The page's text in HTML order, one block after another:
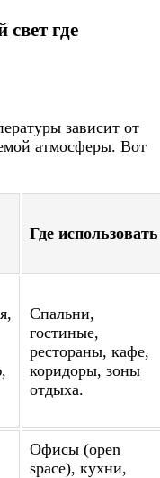
где
зависит от
атмосферы. Вот
Где использовать
Спальни,
гостиные,
рестораны, кафе,
коридоры, зоны
отдыха.
Офисы (open
space), кухни,